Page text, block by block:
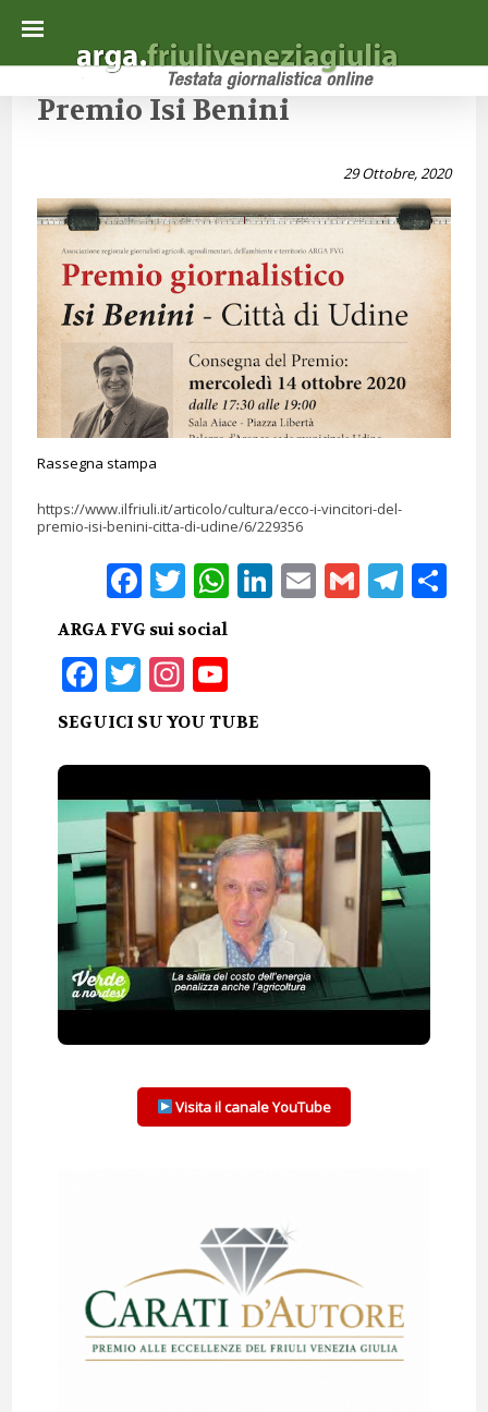
Premio Isi Benini
29 Ottobre, 2020
Rassegna stampa
https://www.ilfriuli.it/articolo/cultura/ecco-i-vincitori-del-
premio-isi-benini-citta-di-udine/6/229356
Facebook
Twitter
WhatsApp
LinkedIn
EmailGmail
ARGA FVG sui social
Facebook
Twitter
Instagram
YouTube
SEGUICI SU YOU TUBE
Visita il canale YouTube